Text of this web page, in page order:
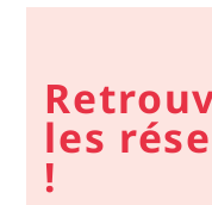
les
!